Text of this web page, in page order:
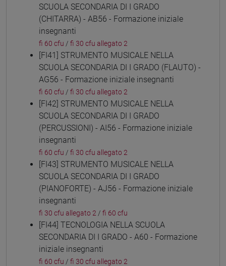
SCUOLA SECONDARIA DI I GRADO
(CHITARRA) - AB56 - Formazione iniziale
insegnanti
fi 60 cfu / fi 30 cfu allegato 2
[FI41] STRUMENTO MUSICALE NELLA
SCUOLA SECONDARIA DI I GRADO (FLAUTO) -
AG56 - Formazione iniziale insegnanti
fi 60 cfu / fi 30 cfu allegato 2
[FI42] STRUMENTO MUSICALE NELLA
SCUOLA SECONDARIA DI I GRADO
(PERCUSSIONI) - AI56 - Formazione iniziale
insegnanti
fi 60 cfu / fi 30 cfu allegato 2
[FI43] STRUMENTO MUSICALE NELLA
SCUOLA SECONDARIA DI I GRADO
(PIANOFORTE) - AJ56 - Formazione iniziale
insegnanti
fi 30 cfu allegato 2 / fi 60 cfu
[FI44] TECNOLOGIA NELLA SCUOLA
SECONDARIA DI I GRADO - A60 - Formazione
iniziale insegnanti
fi 60 cfu / fi 30 cfu allegato 2